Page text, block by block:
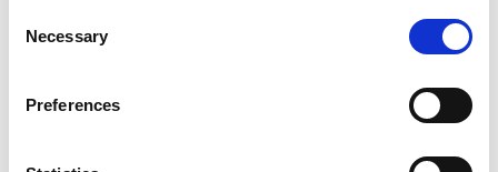
Selection
Necessary
Preferences
1323949.jpg